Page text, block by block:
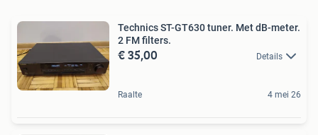
Technics ST-GT630 tuner. Met dB-meter.
2 FM filters.
€ 35,00 Details
Raalte 4 mei 26